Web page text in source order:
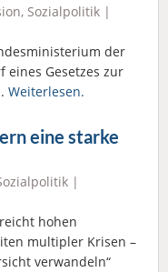
, Sozialpolitik |
der
eines Gesetzes zur
Weiterlesen.
eine starke
|
hohen
multipler Krisen –
verwandeln“